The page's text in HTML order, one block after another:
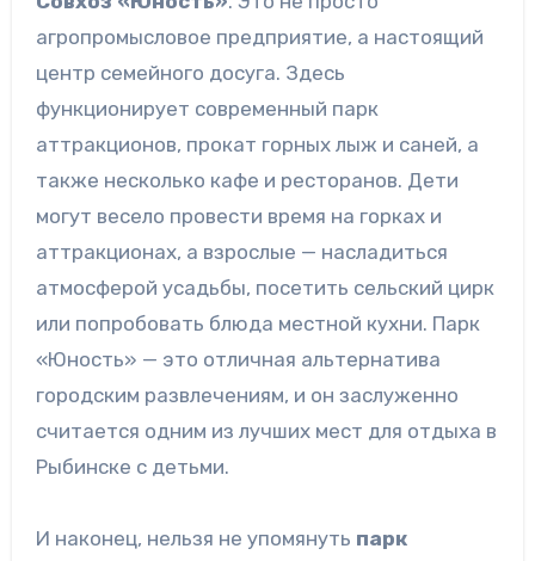
агропромысловое предприятие, а настоящий
центр семейного досуга. Здесь
функционирует современный парк
аттракционов, прокат горных лыж и саней, а
также несколько кафе и ресторанов. Дети
могут весело провести время на горках и
аттракционах, а взрослые — насладиться
атмосферой усадьбы, посетить сельский цирк
или попробовать блюда местной кухни. Парк
«Юность» — это отличная альтернатива
городским развлечениям, и он заслуженно
считается одним из лучших мест для отдыха в
Рыбинске с детьми.
И наконец, нельзя не упомянуть парк